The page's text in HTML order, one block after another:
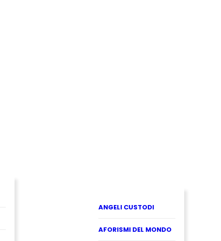
ANGELI CUSTODI
AFORISMI DEL MONDO